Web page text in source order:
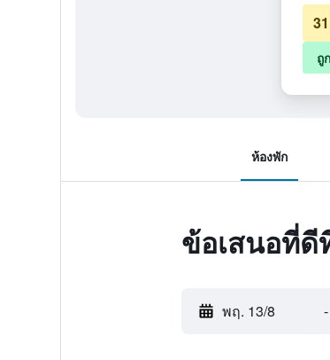
ห้องพัก
ข้อเสนอที่ดี
พฤ. 13/8 -
31
ถู